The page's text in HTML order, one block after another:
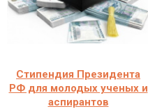
Стипендия Президента
РФ для молодых ученых и
аспирантов